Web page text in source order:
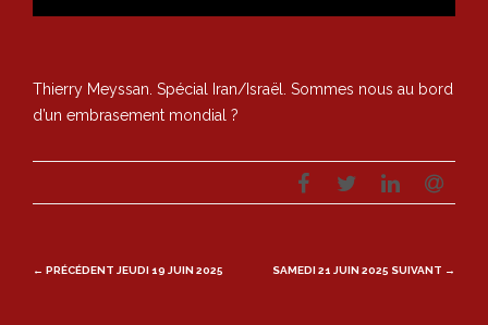
Thierry Meyssan. Spécial Iran/Israël. Sommes nous au bord
d’un embrasement mondial ?
Post
← PRÉCÉDENT JEUDI 19 JUIN 2025 SAMEDI 21 JUIN 2025 SUIVANT →